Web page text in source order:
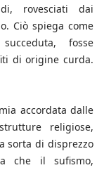
rovesciati dai
Ciò spiega come
fosse
di origine curda.
accordata dalle
religiose,
sorta di disprezzo
che il sufismo,